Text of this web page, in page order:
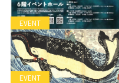
EVENT
EVENT